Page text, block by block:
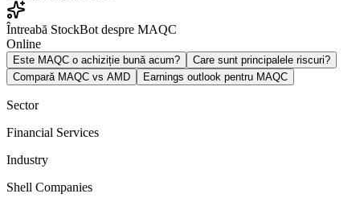
Întreabă StockBot despre MAQC
Online
Este MAQC o achiziție bună acum?
Care sunt principalele riscuri?
Compară MAQC vs AMD
Earnings outlook pentru MAQC
Sector
Financial Services
Industry
Shell Companies